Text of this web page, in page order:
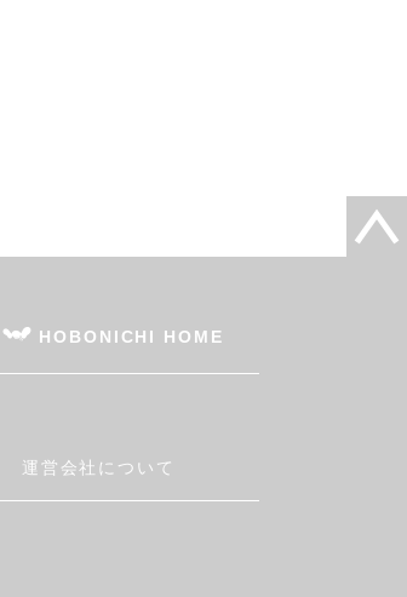
HOBONICHI HOME
運営会社について